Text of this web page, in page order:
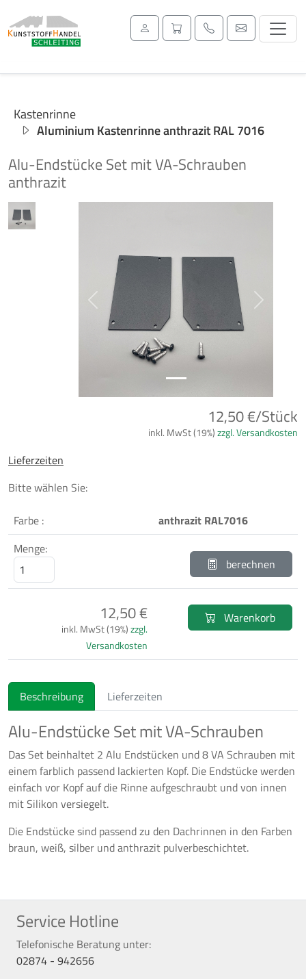
Kastenrinne
Aluminium Kastenrinne anthrazit RAL 7016
Alu-Endstücke Set mit VA-Schrauben
anthrazit
Previous Next
12,50 €/Stück
inkl. MwSt (19%)zzgl. Versandkosten
Lieferzeiten
Bitte wählen Sie:
Farbe :
anthrazit RAL7016
Menge:
berechnen
12,50 €
inkl. MwSt (19%)zzgl.
Versandkosten
Warenkorb
Beschreibung Lieferzeiten
Alu-Endstücke Set mit VA-Schrauben
Das Set beinhaltet 2 Alu Endstücken und 8 VA Schrauben mit
einem farblich passend lackierten Kopf. Die Endstücke werden
einfach vor Kopf auf die Rinne aufgeschraubt und von innen
mit Silikon versiegelt.
Die Endstücke sind passend zu den Dachrinnen in den Farben
braun, weiß, silber und anthrazit pulverbeschichtet.
Service Hotline
Telefonische Beratung unter:
02874 - 942656